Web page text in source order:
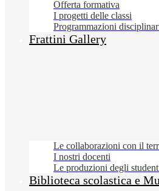
Offerta formativa
I progetti delle classi
Programmazioni
Frattini Gallery
Le collaborazioni con il
I nostri docenti
Le produzioni degli
Biblioteca scolastica e